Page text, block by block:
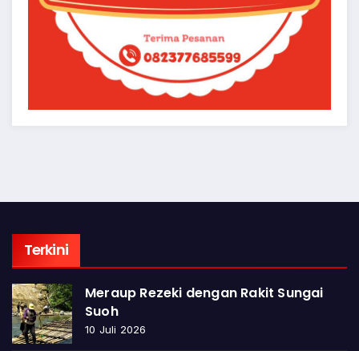
Terkini
Meraup Rezeki dengan Rakit Sungai
Suoh
10 Juli 2026